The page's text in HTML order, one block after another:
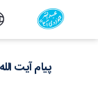
پیام آیت الله
مازندران - دفتر
پیام آیت